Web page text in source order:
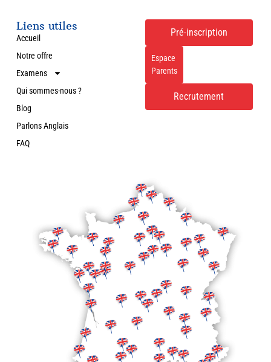
Liens utiles
Accueil
Notre offre
Examens
Qui sommes-nous ?
Blog
Parlons Anglais
FAQ
Pré-inscription
Espace
Parents
Recrutement